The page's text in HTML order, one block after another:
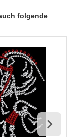
folgende